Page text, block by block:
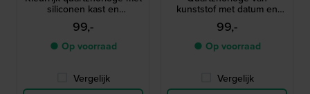
siliconen kast en
geïntegreerde band
99,-
● Op voorraad
Vergelijk
kunststof met datum en
geribbelde lunette
99,-
● Op voorraad
Vergelijk